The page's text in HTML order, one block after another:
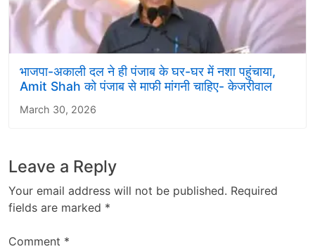
भाजपा-अकाली दल ने ही पंजाब के घर-घर में नशा पहुंचाया,
Amit Shah को पंजाब से माफी मांगनी चाहिए- केजरीवाल
March 30, 2026
Leave a Reply
Your email address will not be published. Required
fields are marked *
Comment *